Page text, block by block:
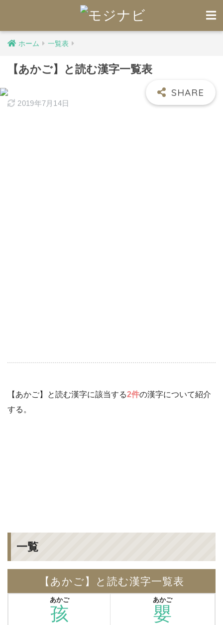
ホーム 一覧表
【あかご】と読む漢字一覧表
2019年7月14日
【あかご】と読む漢字に該当する2件の漢字について紹介
する。
一覧
【あかご】と読む漢字一覧表
孩
あかご
嬰
あかご